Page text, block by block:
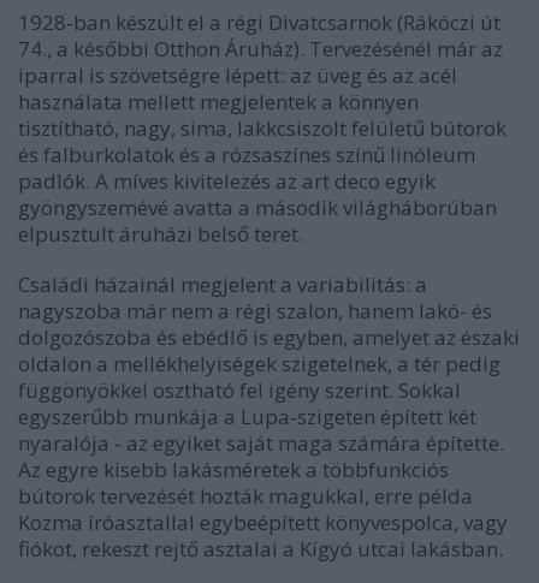
1928-ban készült el a régi Divatcsarnok (Rákóczi út
74., a későbbi Otthon Áruház). Tervezésénél már az
iparral is szövetségre lépett: az üveg és az acél
használata mellett megjelentek a könnyen
tisztítható, nagy, sima, lakkcsiszolt felületű bútorok
és falburkolatok és a rózsaszínes színű linóleum
padlók. A míves kivitelezés az art deco egyik
gyöngyszemévé avatta a második világháborúban
elpusztult áruházi belső teret.
Családi házainál megjelent a variabilitás: a
nagyszoba már nem a régi szalon, hanem lakó- és
dolgozószoba és ebédlő is egyben, amelyet az északi
oldalon a mellékhelyiségek szigetelnek, a tér pedig
függönyökkel osztható fel igény szerint. Sokkal
egyszerűbb munkája a Lupa-szigeten épített két
nyaralója - az egyiket saját maga számára építette.
Az egyre kisebb lakásméretek a többfunkciós
bútorok tervezését hozták magukkal, erre példa
Kozma íróasztallal egybeépített könyvespolca, vagy
fiókot, rekeszt rejtő asztalai a Kígyó utcai lakásban.